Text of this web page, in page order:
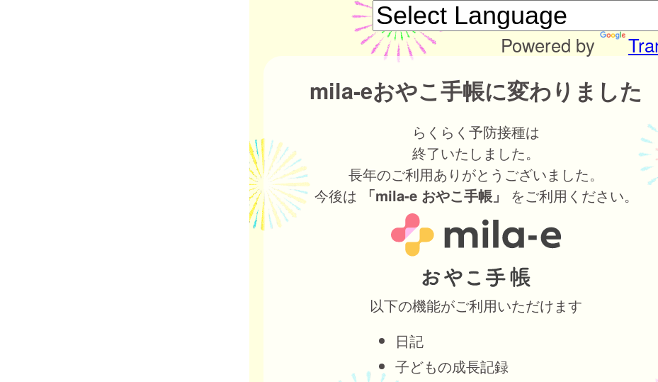
Powered by
mila-eおやこ手帳に変わりました
らくらく予防接種は
終了いたしました。
長年のご利用ありがとうございました。
今後は
「mila-e おやこ手帳」 をご利用ください。
以下の機能がご利用いただけます
日記
子どもの成長記録